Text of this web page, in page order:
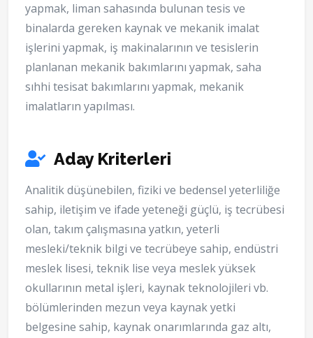
yapmak, liman sahasında bulunan tesis ve
binalarda gereken kaynak ve mekanik imalat
işlerini yapmak, iş makinalarının ve tesislerin
planlanan mekanik bakımlarını yapmak, saha
sıhhi tesisat bakımlarını yapmak, mekanik
imalatların yapılması.
Aday Kriterleri
Analitik düşünebilen, fiziki ve bedensel yeterliliğe
sahip, iletişim ve ifade yeteneği güçlü, iş tecrübesi
olan, takım çalışmasına yatkın, yeterli
mesleki/teknik bilgi ve tecrübeye sahip, endüstri
meslek lisesi, teknik lise veya meslek yüksek
okullarının metal işleri, kaynak teknolojileri vb.
bölümlerinden mezun veya kaynak yetki
belgesine sahip, kaynak onarımlarında gaz altı,